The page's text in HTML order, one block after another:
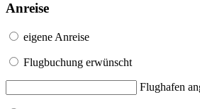
Anreise
eigene Anreise
Flugbuchung erwünscht
Flughafen